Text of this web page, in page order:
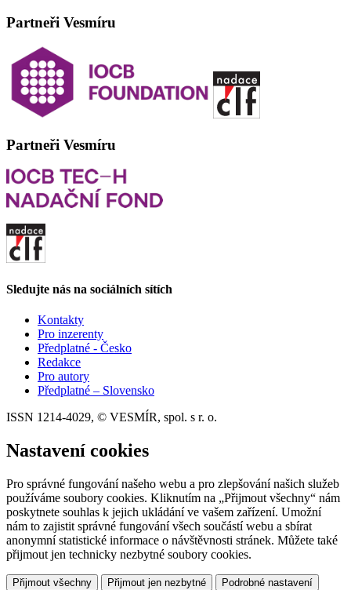
Partneři Vesmíru
Partneři Vesmíru
Sledujte nás na sociálních sítích
Kontakty
Pro inzerenty
Předplatné - Česko
Redakce
Pro autory
Předplatné – Slovensko
ISSN 1214-4029, © VESMÍR, spol. s r. o.
Nastavení cookies
Pro správné fungování našeho webu a pro zlepšování našich služeb
používáme soubory cookies. Kliknutím na „Přijmout všechny“ nám
poskytnete souhlas k jejich ukládání ve vašem zařízení. Umožní
nám to zajistit správné fungování všech součástí webu a sbírat
anonymní statistické informace o návštěvnosti stránek. Můžete také
přijmout jen technicky nezbytné soubory cookies.
Přijmout všechny Přijmout jen nezbytné Podrobné nastavení